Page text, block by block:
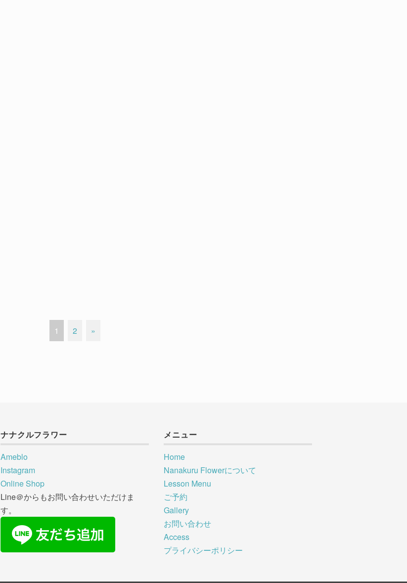
1 2 »
ナナクルフラワー
Ameblo
Instagram
Online Shop
Line＠からもお問い合わせいただけま
す。
メニュー
Home
Nanakuru Flowerについて
Lesson Menu
ご予約
Gallery
お問い合わせ
Access
プライバシーポリシー